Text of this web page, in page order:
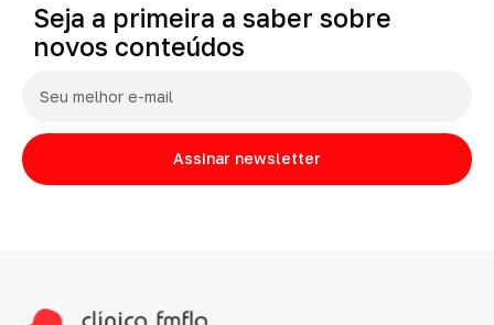
Seja a primeira a saber sobre
novos conteúdos
Assinar newsletter